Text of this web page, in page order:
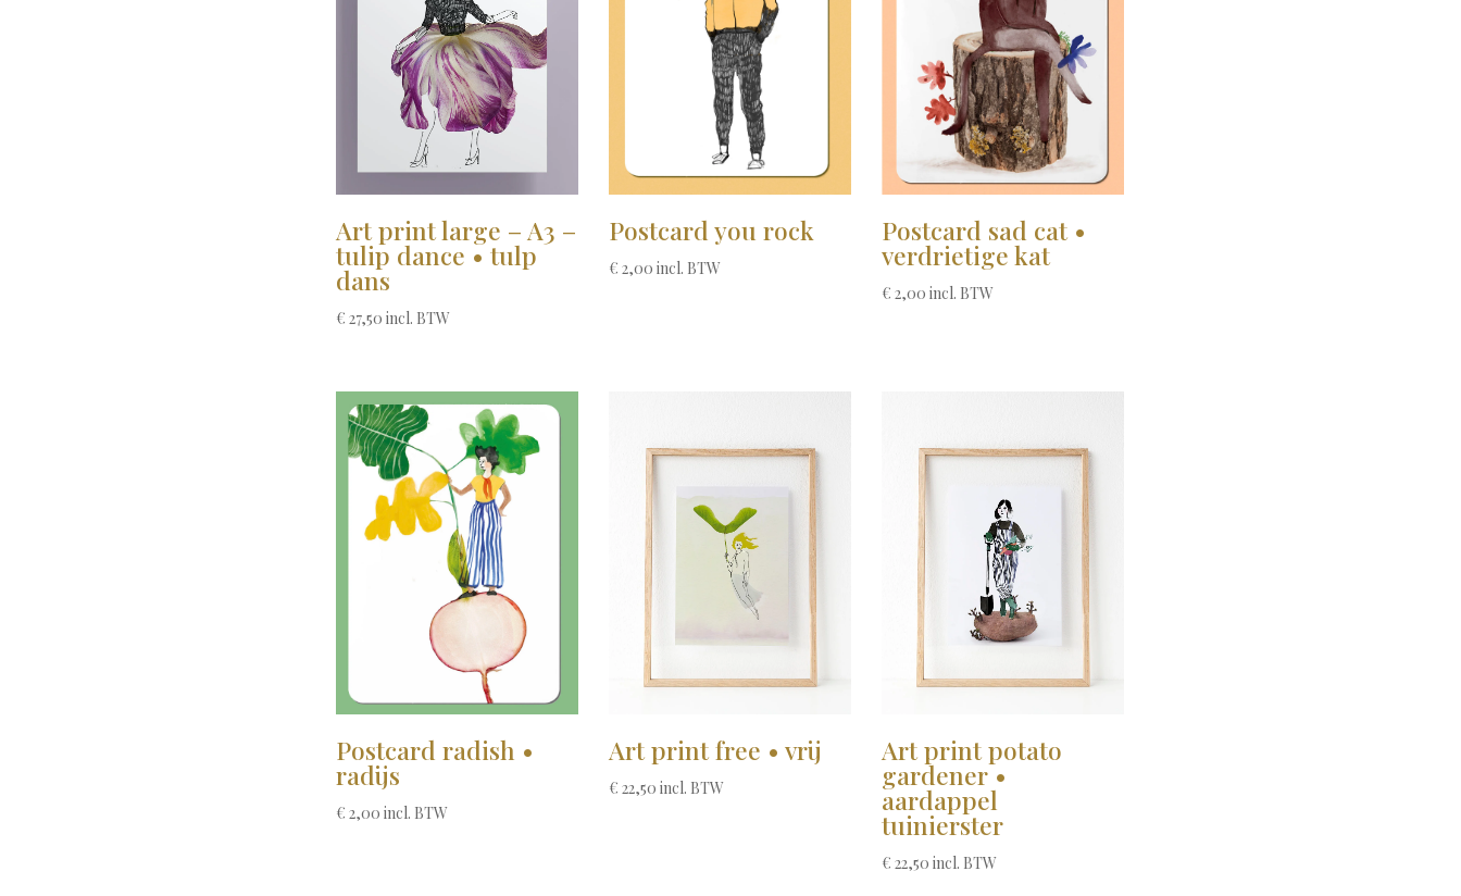
Art print large – A3 –
tulip dance • tulp
dans
€ 27,50 incl. BTW
Postcard you rock
€ 2,00 incl. BTW
Postcard sad cat •
verdrietige kat
€ 2,00 incl. BTW
Postcard radish •
radijs
€ 2,00 incl. BTW
Art print free • vrij
€ 22,50 incl. BTW
Art print potato
gardener •
aardappel
tuinierster
€ 22,50 incl. BTW